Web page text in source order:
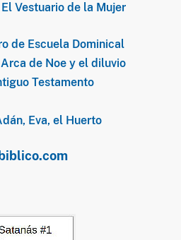
Vestuario de la Mujer
de Escuela Dominical
de Noe y el diluvio
Testamento
Eva, el Huerto